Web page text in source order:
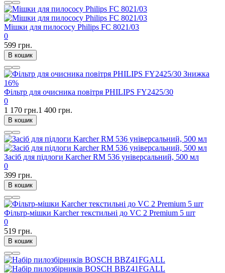
Мішки для пилососу Philips FC 8021/03
0
599 грн.
В кошик
Знижка
16%
Фільтр для очисника повітря PHILIPS FY2425/30
0
1 170 грн.1 400 грн.
В кошик
Засіб для підлоги Karcher RM 536 універсальний, 500 мл
0
399 грн.
В кошик
Фільтр-мішки Karcher текстильні до VC 2 Premium 5 шт
0
519 грн.
В кошик